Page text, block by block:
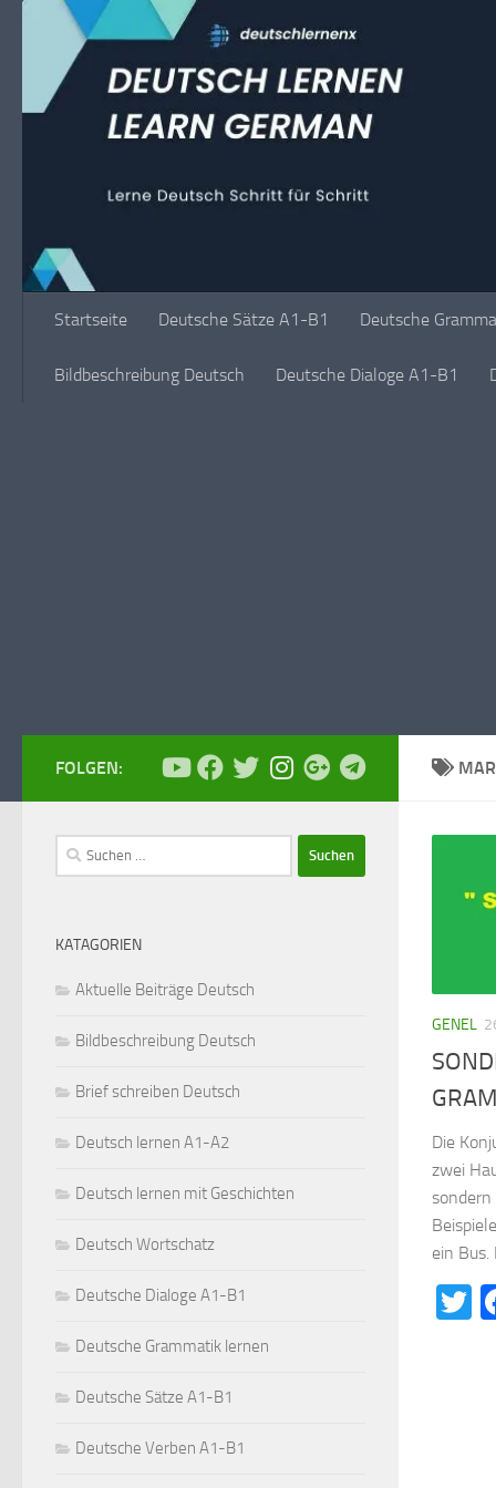
Unter dem Inhalt
Startseite Deutsche Sätze A1-B1 Deutsche
Bildbeschreibung Deutsch Deutsche Dialoge A1-B1
GENEL
Die
zwei
sondern
ein Bus.
FOLGEN:
Suchen
nach:
KATAGORIEN
Aktuelle Beiträge Deutsch
Bildbeschreibung Deutsch
Brief schreiben Deutsch
Deutsch lernen A1-A2
Deutsch lernen mit Geschichten
Deutsch Wortschatz
Deutsche Dialoge A1-B1
Deutsche Grammatik lernen
Deutsche Sätze A1-B1
Deutsche Verben A1-B1